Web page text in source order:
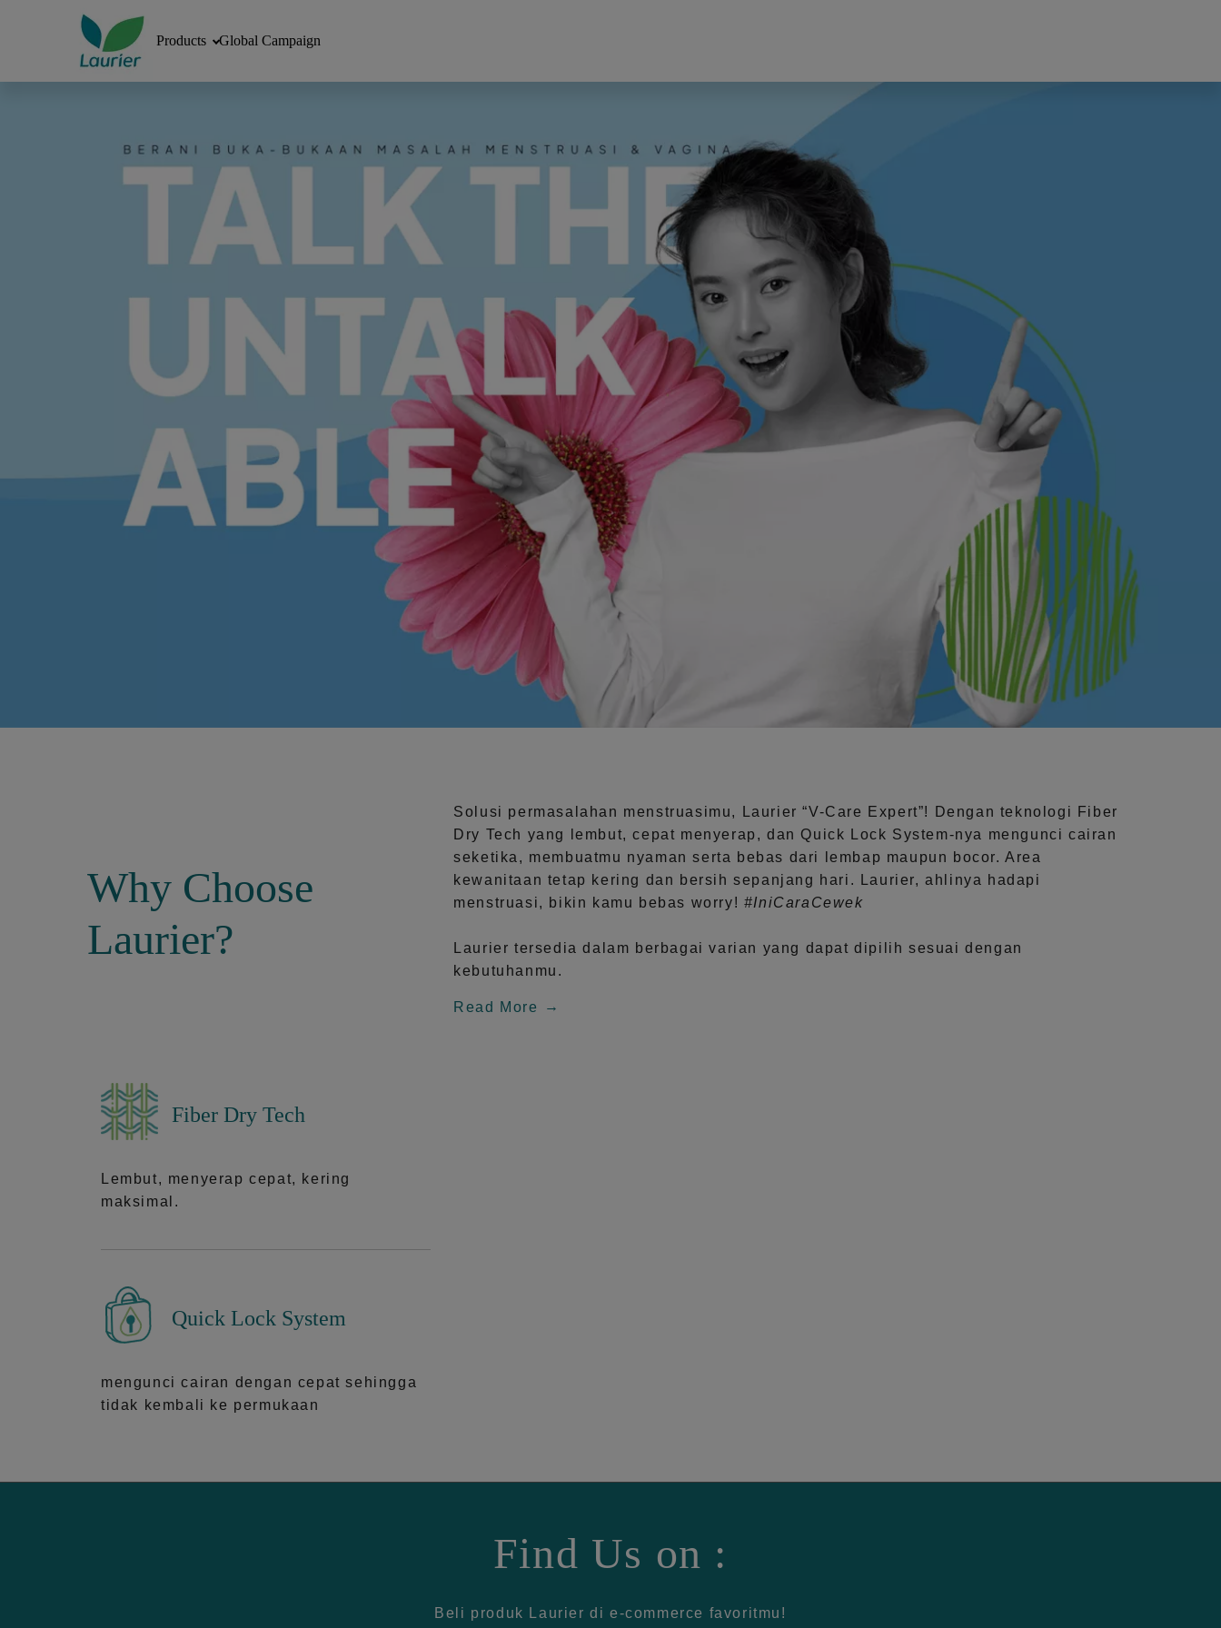
Products Global Campaign
Why Choose
Laurier?
Solusi permasalahan menstruasimu, Laurier“V-Care Expert”! Dengan teknologi
Fiber
Dry Tech yang lembut, cepat menyerap, dan Quick Lock System-nya mengunci cairan
seketika, membuatmu nyaman serta bebas dari lembap maupun bocor. Area
kewanitaan tetap kering dan bersih sepanjang hari.
Laurier, ahlinya hadapi
menstruasi, bikin kamu bebas worry! #IniCaraCewek
Laurier tersedia dalam berbagai varian yang dapat dipilih sesuai dengan
kebutuhanmu.
Read More
Fiber Dry Tech
Lembut, menyerap cepat, kering
maksimal.
Quick Lock System
mengunci cairan dengan cepat sehingga
tidak kembali ke permukaan
Find Us on :
Beli produk Laurier di e-commerce favoritmu!